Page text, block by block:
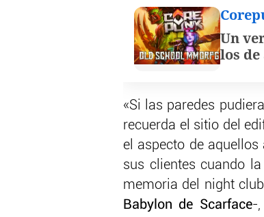
Un
los
«Si las paredes
recuerda el sitio del
el aspecto de aquellos
sus clientes cuando
memoria del night
Babylon de Scarface-,